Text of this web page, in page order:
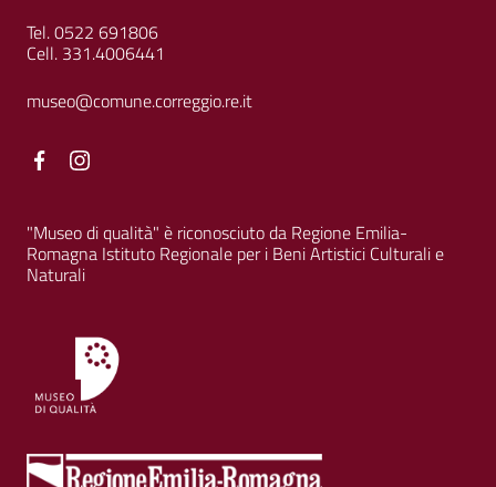
Tel. 0522 691806
Cell. 331.4006441
museo@comune.correggio.re.it
Facebook
"Museo di qualità" è riconosciuto da Regione Emilia-
Romagna Istituto Regionale per i Beni Artistici Culturali e
Naturali